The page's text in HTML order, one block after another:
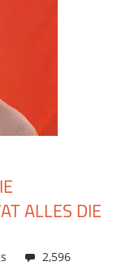
ALLES DIE
2,596